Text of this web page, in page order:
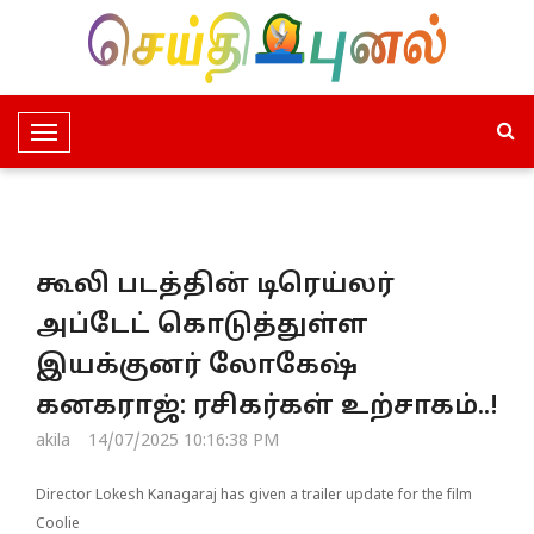
T
o
e
a
v
a
கூலி படத்தின் டிரெய்லர்
அப்டேட் கொடுத்துள்ள
இயக்குனர் லோகேஷ்
கனகராஜ்: ரசிகர்கள் உற்சாகம்..!
akila 14/07/2025 10:16:38 PM
Director Lokesh Kanagaraj has given a trailer update for the film
Coolie